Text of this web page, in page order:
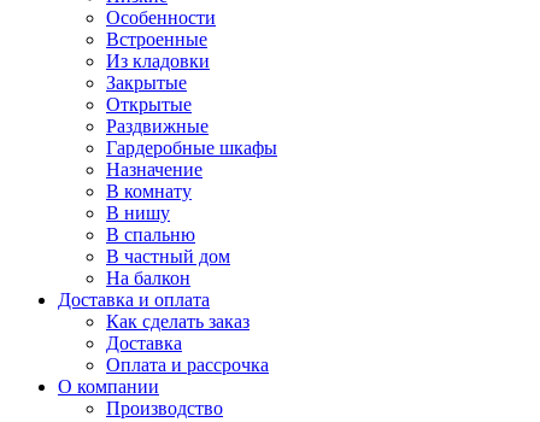
Особенности
Встроенные
Из кладовки
Закрытые
Открытые
Раздвижные
Гардеробные шкафы
Назначение
В комнату
В нишу
В спальню
В частный дом
На балкон
Доставка и оплата
Как сделать заказ
Доставка
Оплата и рассрочка
О компании
Производство